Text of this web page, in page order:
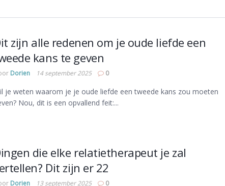
zijn alle redenen om je oude liefde een
kans te geven
Dorien 14 september 2025 0
je weten waarom je je oude liefde een tweede kans zou moeten
Nou, dit is een opvallend feit:...
die elke relatietherapeut je zal
Dit zijn er 22
Dorien 13 september 2025 0